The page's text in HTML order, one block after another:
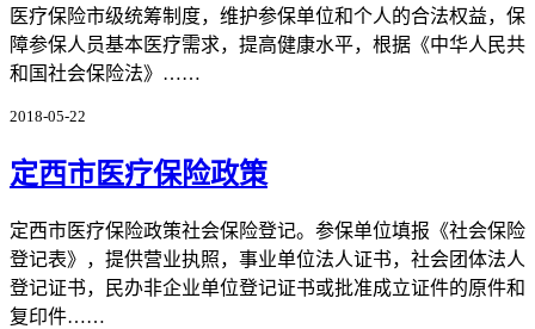
医疗保险市级统筹制度，维护参保单位和个人的合法权益，保
障参保人员基本医疗需求，提高健康水平，根据《中华人民共
和国社会保险法》……
2018-05-22
定西市医疗保险政策
定西市医疗保险政策社会保险登记。参保单位填报《社会保险
登记表》，提供营业执照，事业单位法人证书，社会团体法人
登记证书，民办非企业单位登记证书或批准成立证件的原件和
复印件……